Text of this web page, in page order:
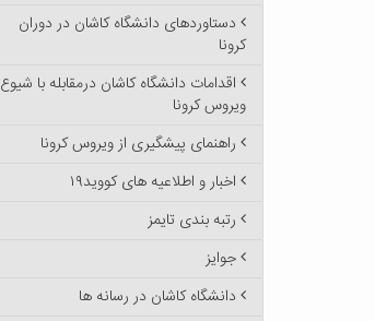
دستاوردهای دانشگاه کاشان در دوران
کرونا
اقدامات دانشگاه کاشان درمقابله با شیوع
ویروس کرونا
راهنمای پیشگیری از ویروس کرونا
اخبار و اطلاعیه های کووید۱۹
رتبه بندی تایمز
جوایز
دانشگاه کاشان در رسانه ها